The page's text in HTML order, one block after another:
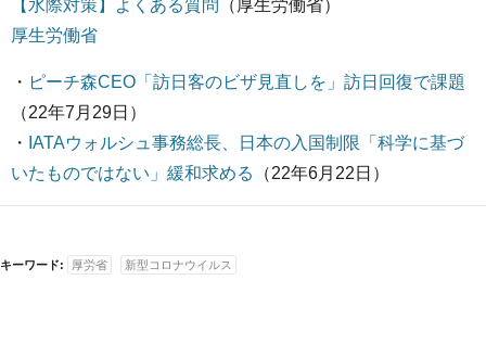
【水際対策】よくある質問
（厚生労働省）
厚生労働省
・ ピーチ森CEO「訪日客のビザ見直しを」訪日回復で課題
（22年7月29日）
・ IATAウォルシュ事務総長、日本の入国制限「科学に基づ
いたものではない」緩和求める
（22年6月22日）
キーワード: 厚労省 新型コロナウイルス